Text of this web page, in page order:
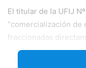
El titular de la UFIJ
“comercialización
fraccionadas
El requerimiento del